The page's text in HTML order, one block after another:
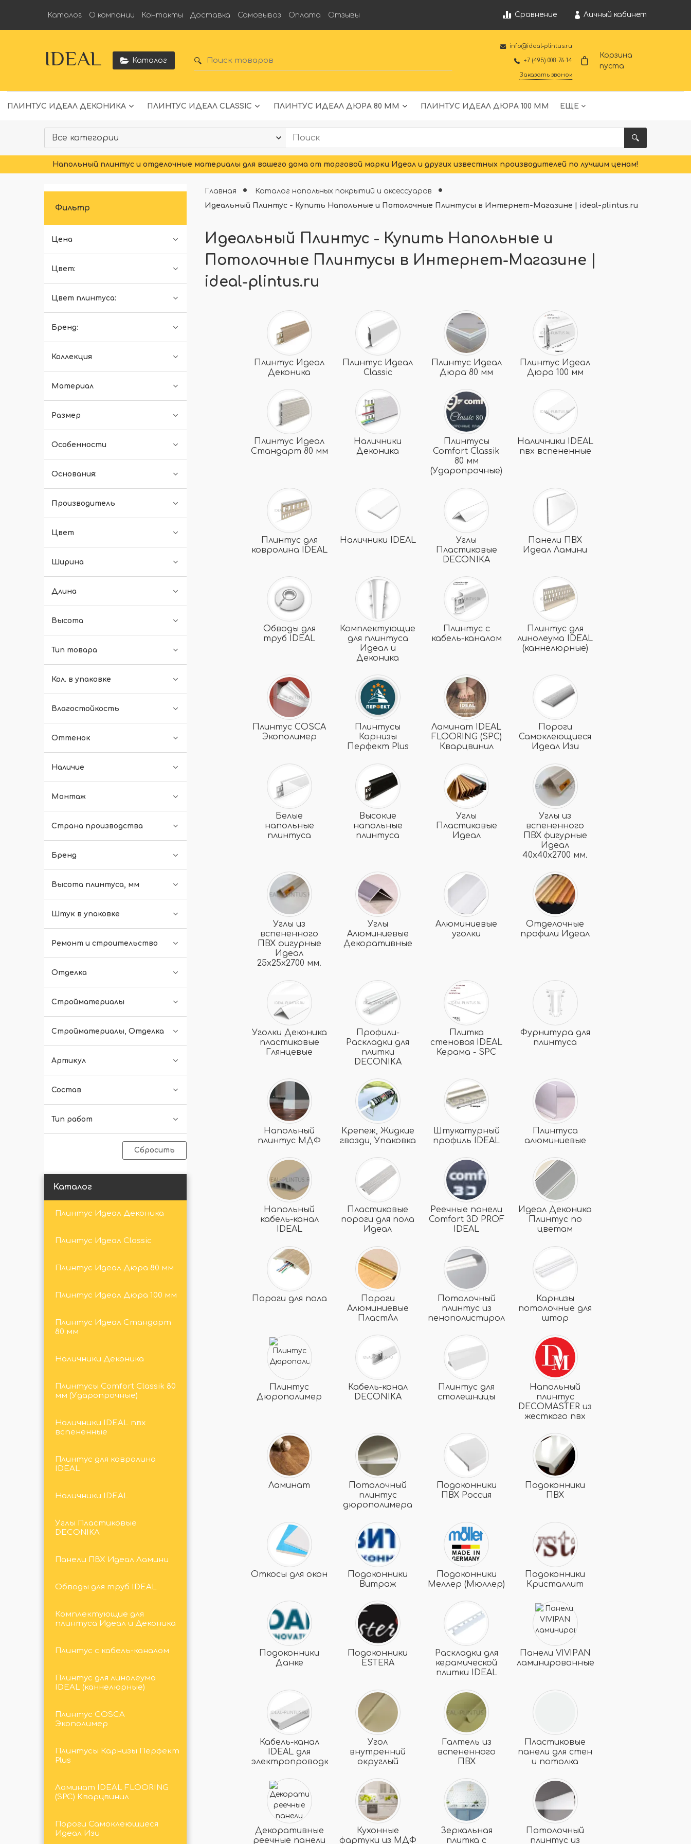
Сравнение Личный кабинет
Каталог О компании Контакты Доставка Самовывоз Оплата Отзывы
IDEAL Каталог
info@ideal-plintus.ru
+7 (495) 008-76-14
Заказать звонок
Корзина
пуста
ПЛИНТУС ИДЕАЛ ДЕКОНИКА ПЛИНТУС ИДЕАЛ CLASSIC ПЛИНТУС ИДЕАЛ ДЮРА 80 ММ ПЛИНТУС ИДЕАЛ ДЮРА 100 ММ ЕЩЕ
Напольный плинтус и отделочные материалы для вашего дома от торговой марки Идеал и других известных производителей по лучшим ценам!
Фильтр
Цена
Цвет:
Цвет плинтуса:
Бренд:
Коллекция
Материал
Размер
Особенности
Основания:
Производитель
Цвет
Ширина
Длина
Высота
Тип товара
Кол. в упаковке
Влагостойкость
Оттенок
Наличие
Монтаж
Страна производства
Бренд
Высота плинтуса, мм
Штук в упаковке
Ремонт и строительство
Отделка
Стройматериалы
Стройматериалы, Отделка
Артикул
Состав
Тип работ
Сбросить
Каталог
Плинтус Идеал Деконика
Плинтус Идеал Classic
Плинтус Идеал Дюра 80 мм
Плинтус Идеал Дюра 100 мм
Плинтус Идеал Стандарт
80 мм
Наличники Деконика
Плинтусы Comfort Classik 80
мм (Ударопрочные)
Наличники IDEAL пвх
вспененные
Плинтус для ковролина
IDEAL
Наличники IDEAL
Углы Пластиковые
DECONIKA
Панели ПВХ Идеал Ламини
Обводы для труб IDEAL
Комплектующие для
плинтуса Идеал и Деконика
Плинтус с кабель-каналом
Плинтус для линолеума
IDEAL (каннелюрные)
Плинтус COSCA
Экополимер
Плинтусы Карнизы Перфект
Plus
Ламинат IDEAL FLOORING
(SPC) Кварцвинил
Пороги Самоклеющиеся
Идеал Изи
Главная
Каталог напольных покрытий и аксессуаров
Идеальный Плинтус - Купить Напольные и Потолочные Плинтусы в Интернет-Магазине | ideal-plintus.ru
Идеальный Плинтус - Купить Напольные и
Потолочные Плинтусы в Интернет-Магазине |
ideal-plintus.ru
Плинтус Идеал
Деконика
Плинтус Идеал
Classic
Плинтус Идеал
Дюра 80 мм
Плинтус Идеал
Дюра 100 мм
Плинтус Идеал
Стандарт 80 мм
Наличники
Деконика
Плинтусы
Comfort Classik
80 мм
(Ударопрочные)
Наличники IDEAL
пвх вспененные
Плинтус для
ковролина IDEAL
Наличники IDEAL
Углы
Пластиковые
DECONIKA
Панели ПВХ
Идеал Ламини
Обводы для
труб IDEAL
Комплектующие
для плинтуса
Идеал и
Деконика
Плинтус с
кабель-каналом
Плинтус для
линолеума IDEAL
(каннелюрные)
Плинтус COSCA
Экополимер
Плинтусы
Карнизы
Перфект Plus
Ламинат IDEAL
FLOORING (SPC)
Кварцвинил
Пороги
Самоклеющиеся
Идеал Изи
Белые
напольные
плинтуса
Высокие
напольные
плинтуса
Углы
Пластиковые
Идеал
Углы из
вспененного
ПВХ фигурные
Идеал
40х40х2700 мм.
Углы из
вспененного
ПВХ фигурные
Идеал
25х25х2700 мм.
Углы
Алюминиевые
Декоративные
Алюминиевые
уголки
Отделочные
профили Идеал
Уголки Деконика
пластиковые
Глянцевые
Профили-
Раскладки для
плитки
DECONIKA
Плитка
стеновая IDEAL
Керама - SPC
Фурнитура для
плинтуса
Напольный
плинтус МДФ
Крепеж, Жидкие
гвозди, Упаковка
Штукатурный
профиль IDEAL
Плинтуса
алюминиевые
Напольный
кабель-канал
IDEAL
Пластиковые
пороги для пола
Идеал
Реечные панели
Comfort 3D PROF
IDEAL
Идеал Деконика
Плинтус по
цветам
Пороги для пола
Пороги
Алюминиевые
ПластАл
Потолочный
плинтус из
пенополистирола
Карнизы
потолочные для
штор
Плинтус
Дюрополимер
Кабель-канал
DECONIKA
Плинтус для
столешницы
Напольный
плинтус
DECOMASTER из
жесткого пвх
Ламинат
Потолочный
плинтус
дюрополимера
Подоконники
ПВХ Россия
Подоконники
ПВХ
Откосы для окон
Подоконники
Витраж
Подоконники
Меллер (Мюллер)
Подоконники
Кристаллит
Подоконники
Данке
Подоконники
ESTERA
Раскладки для
керамической
плитки IDEAL
Панели VIVIPAN
ламинированные
Кабель-канал
IDEAL для
электропроводки
Угол
внутренний
округлый
Галтель из
вспененного
ПВХ
Пластиковые
панели для стен
и потолка
Декоративные
реечные панели
Кухонные
фартуки из МДФ
Зеркальная
плитка с
Потолочный
плинтус из